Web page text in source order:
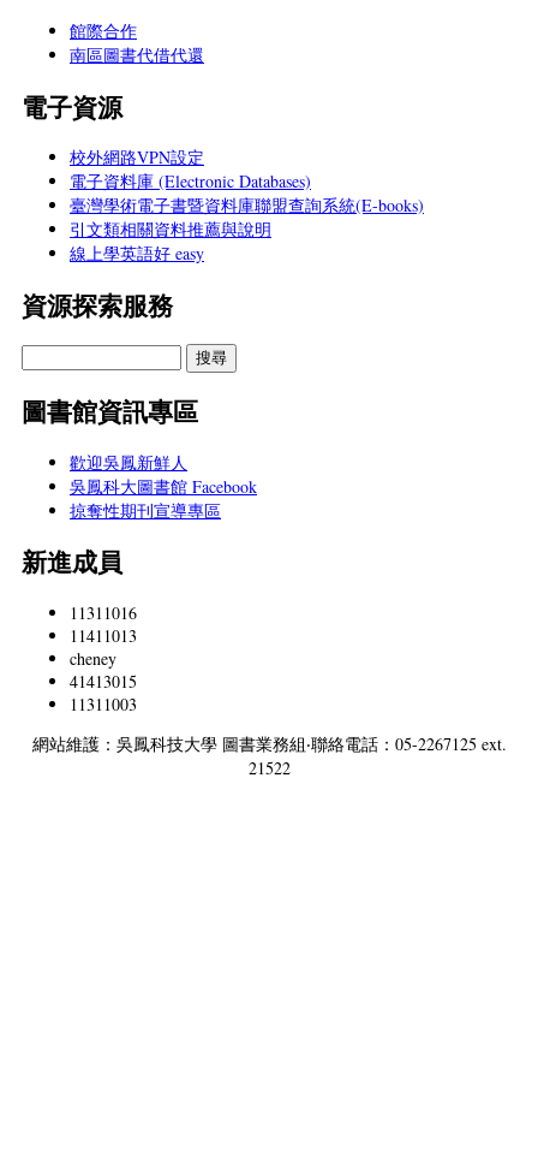
館際合作
南區圖書代借代還
電子資源
校外網路VPN設定
電子資料庫 (Electronic Databases)
臺灣學術電子書暨資料庫聯盟查詢系統(E-books)
引文類相關資料推薦與說明
線上學英語好 easy
資源探索服務
圖書館資訊專區
歡迎吳鳳新鮮人
吳鳳科大圖書館 Facebook
掠奪性期刊宣導專區
新進成員
11311016
11411013
cheney
41413015
11311003
網站維護：吳鳳科技大學 圖書業務組‧聯絡電話：05-2267125 ext.
21522